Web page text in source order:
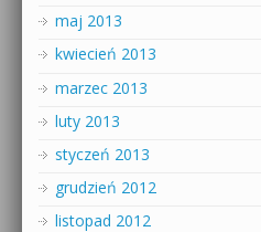
maj 2013
kwiecień 2013
marzec 2013
luty 2013
styczeń 2013
grudzień 2012
listopad 2012